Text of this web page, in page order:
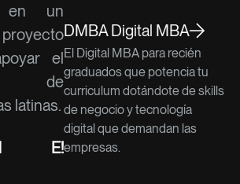
en un
el
de
latinas.
E!
DMBA Digital MBA
El Digital MBA para recién
graduados que potencia tu
curriculum dotándote de skills
de negocio y tecnología
digital que demandan las
empresas.